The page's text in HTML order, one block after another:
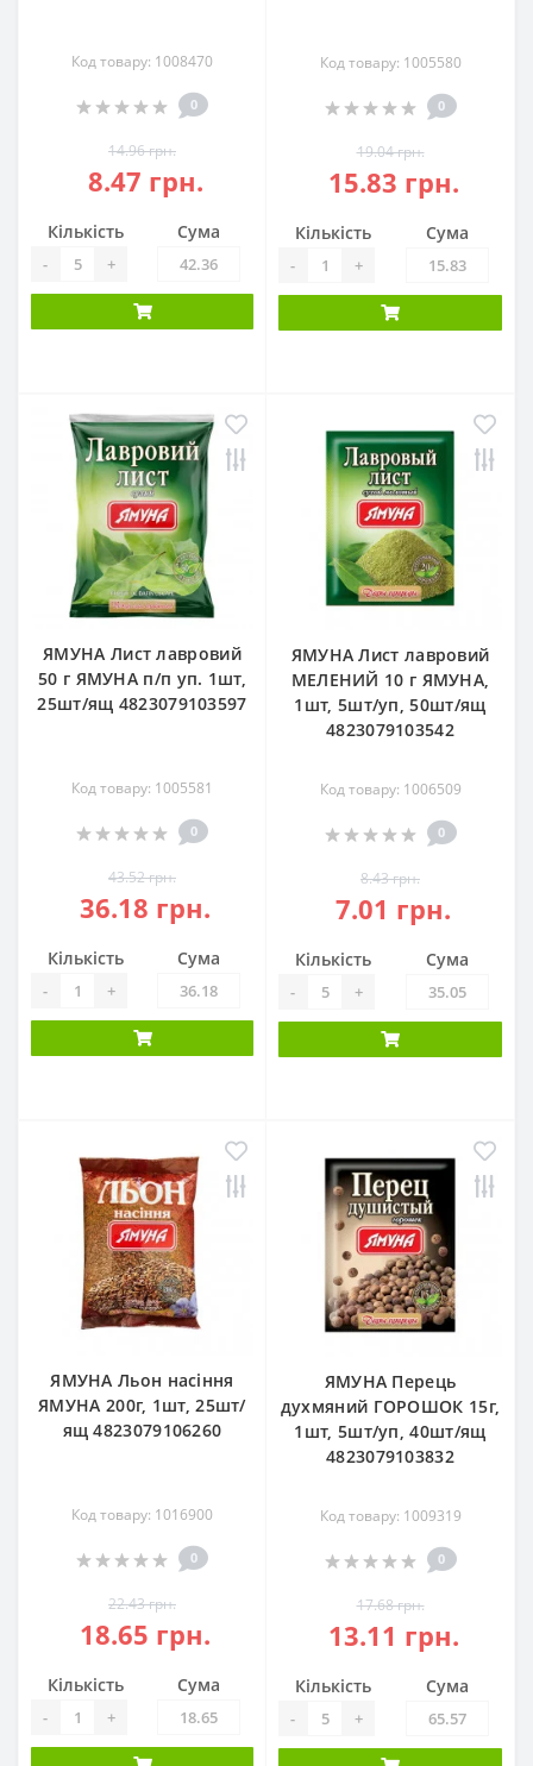
Код товару: 1008470
0
14.96 грн.
8.47 грн.
Кількість
- +
Сума
Код товару: 1005580
0
19.04 грн.
15.83 грн.
Кількість
- +
Сума
ЯМУНА Лист лавровий
50 г ЯМУНА п/п уп. 1шт,
25шт/ящ 4823079103597
Код товару: 1005581
0
43.52 грн.
36.18 грн.
Кількість
- +
Сума
ЯМУНА Лист лавровий
МЕЛЕНИЙ 10 г ЯМУНА,
1шт, 5шт/уп, 50шт/ящ
4823079103542
Код товару: 1006509
0
8.43 грн.
7.01 грн.
Кількість
- +
Сума
ЯМУНА Льон насіння
ЯМУНА 200г, 1шт, 25шт/
ящ 4823079106260
Код товару: 1016900
0
22.43 грн.
18.65 грн.
Кількість
- +
Сума
ЯМУНА Перець
духмяний ГОРОШОК 15г,
1шт, 5шт/уп, 40шт/ящ
4823079103832
Код товару: 1009319
0
17.68 грн.
13.11 грн.
Кількість
- +
Сума